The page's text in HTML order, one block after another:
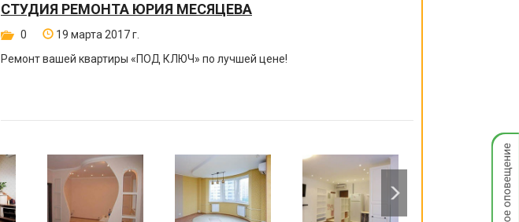
СТУДИЯ РЕМОНТА ЮРИЯ МЕСЯЦЕВА
0
19 марта 2017 г.
Ремонт вашей квартиры «ПОД КЛЮЧ» по лучшей цене!